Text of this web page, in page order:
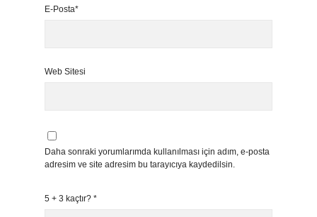
E-Posta*
Web Sitesi
Daha sonraki yorumlarımda kullanılması için adım, e-posta
adresim ve site adresim bu tarayıcıya kaydedilsin.
5 + 3 kaçtır? *